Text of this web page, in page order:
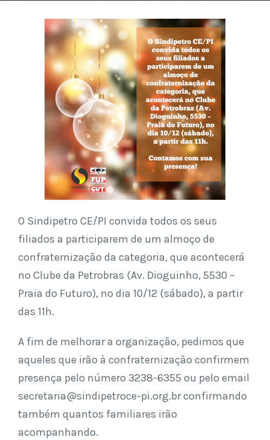
O Sindipetro CE/PI convida todos os seus
filiados a participarem de um almoço de
confraternização da categoria, que acontecerá
no Clube da Petrobras (Av. Dioguinho, 5530 –
Praia do Futuro), no dia 10/12 (sábado), a partir
das 11h.
A fim de melhorar a organização, pedimos que
aqueles que irão à confraternização confirmem
presença pelo número 3238-6355 ou pelo email
secretaria@sindipetroce-pi.org.brconfirmando
também quantos familiares irão
acompanhando.